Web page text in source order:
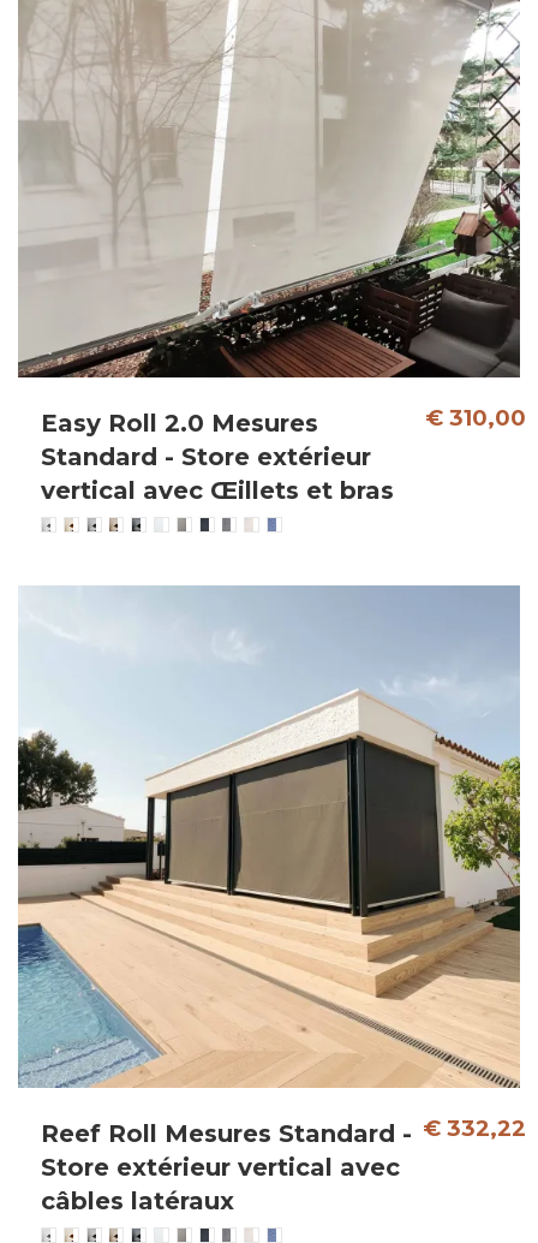
Easy Roll 2.0 Mesures
Standard - Store extérieur
vertical avec Œillets et bras
€ 310,00
Reef Roll Mesures Standard -
Store extérieur vertical avec
câbles latéraux
€ 332,22